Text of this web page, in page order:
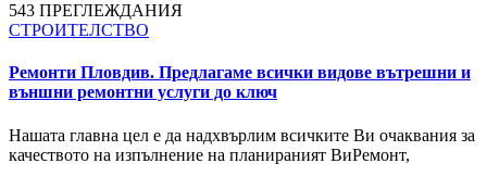
543 ПРЕГЛЕЖДАНИЯ
СТРОИТЕЛСТВО
Ремонти Пловдив. Предлагаме всички видове вътрешни и
външни ремонтни услуги до ключ
Нашата главна цел е да надхвърлим всичките Ви очаквания за
качеството на изпълнение на планираният ВиРемонт,